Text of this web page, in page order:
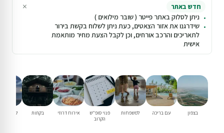
חדש באתר
ניתן לסלוק באתר פייטר ( שובר מילואים )
שידרגנו את אזור הצאטים, כעת ניתן לשלוח בקשת בירור
לתאריכים והרכב אורחים, וכן לקבל הצעת מחיר מותאמת
אישית
×
בצפון עם בריכה למשפחות
פנוי סופ"ש
הקרוב
אירוח דרוזי בקתות לזוגות